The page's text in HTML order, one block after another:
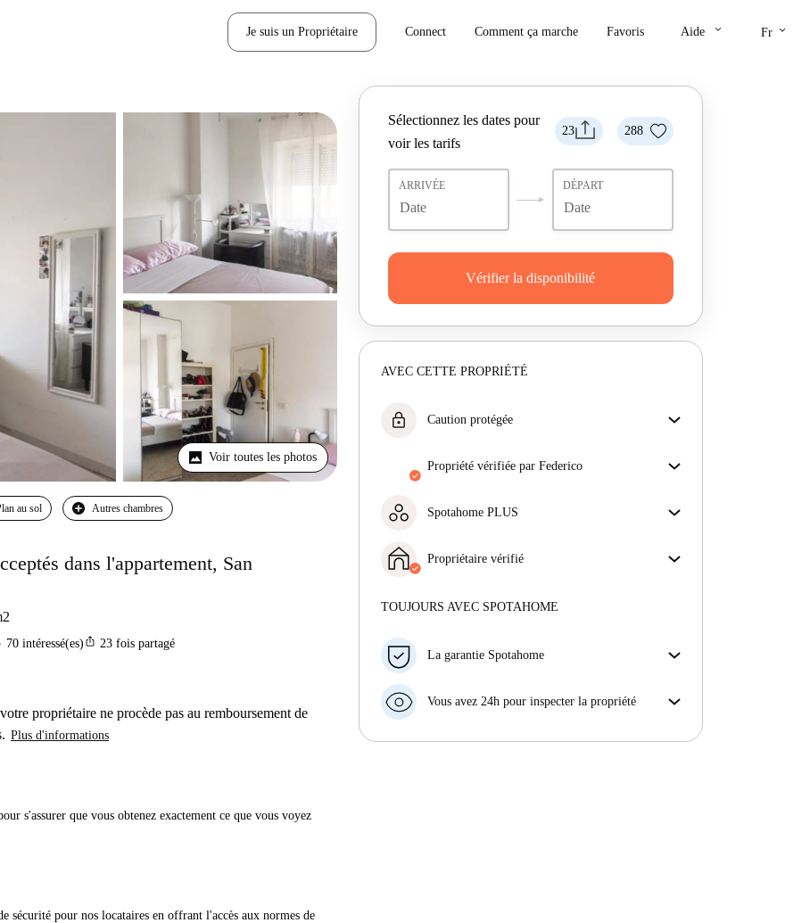
Je suis un Propriétaire Connect Comment ça marche Favoris Aide keyboard_arrow_down Fr keyboard_arrow_down
Voir toutes les photos
au sol Autres chambres
dans l'appartement, San
70 intéressé(es) ios_share 23 fois partagé
propriétaire ne procède pas au remboursement de
Plus d'informations
s'assurer que vous obtenez exactement ce que vous voyez
sécurité pour nos locataires en offrant l'accès aux normes de
23 288
Sélectionnez les dates pour
voir les tarifs
ARRIVÉE DÉPART
Vérifier la disponibilité
AVEC CETTE PROPRIÉTÉ
lock Caution protégée
propriétaire ne procède pas au remboursement de
votre cation, nous nous en chargerons.
Plus d'informations
propriété vérifiée par Federico
s'assurer que vous obtenez exactement ce que vous
En savoir plus sur la vérification
Spotahome PLUS
pour nos locataires en offrant l'accès aux normes de
sécurité les plus élevées et un soutien supplémentaire
Propriétaire vérifié
Plus d'informations sur ce propriétaire
TOUJOURS AVEC SPOTAHOME
La garantie Spotahome
préavis, nous allons soit (A) vous payer une chambre
soit (B) vous rembourser en totalité.
Vous avez 24h pour inspecter la propriété